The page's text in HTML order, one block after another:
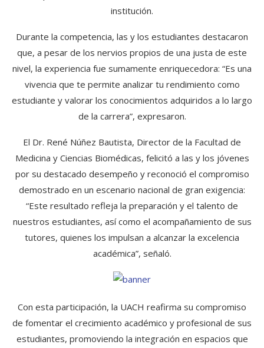
institución.
Durante la competencia, las y los estudiantes destacaron
que, a pesar de los nervios propios de una justa de este
nivel, la experiencia fue sumamente enriquecedora: “Es una
vivencia que te permite analizar tu rendimiento como
estudiante y valorar los conocimientos adquiridos a lo largo
de la carrera”, expresaron.
El Dr. René Núñez Bautista, Director de la Facultad de
Medicina y Ciencias Biomédicas, felicitó a las y los jóvenes
por su destacado desempeño y reconoció el compromiso
demostrado en un escenario nacional de gran exigencia:
“Este resultado refleja la preparación y el talento de
nuestros estudiantes, así como el acompañamiento de sus
tutores, quienes los impulsan a alcanzar la excelencia
académica”, señaló.
Con esta participación, la UACH reafirma su compromiso
de fomentar el crecimiento académico y profesional de sus
estudiantes, promoviendo la integración en espacios que